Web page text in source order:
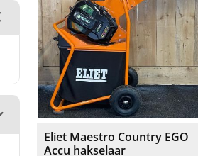
Eliet Maestro Country EGO
Accu hakselaar